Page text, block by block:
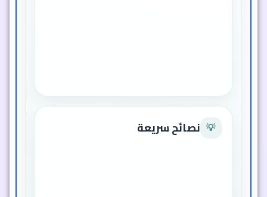
💡 نصائح سريعة